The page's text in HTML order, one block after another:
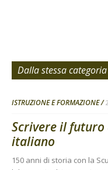
Dalla stessa categoria
ISTRUZIONE E FORMAZIONE
Scrivere il futuro
italiano
150 anni di storia con la